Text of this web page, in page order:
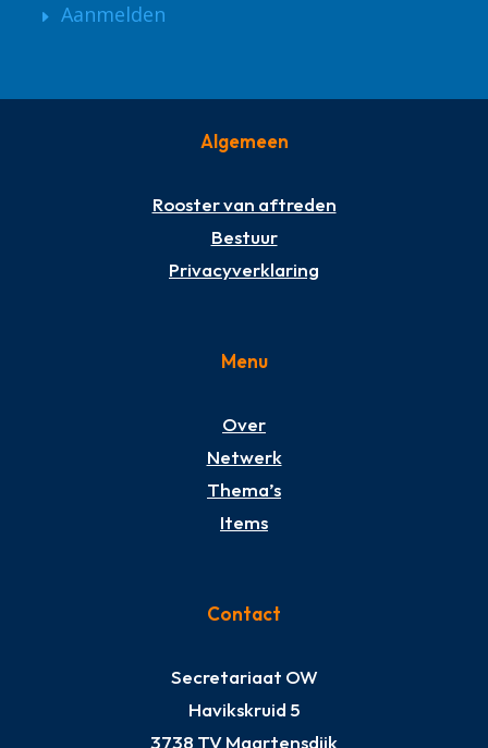
Aanmelden
Algemeen
Rooster van aftreden
Bestuur
Privacyverklaring
Menu
Over
Netwerk
Thema’s
Items
Contact
Secretariaat OW
Havikskruid 5
3738 TV Maartensdijk